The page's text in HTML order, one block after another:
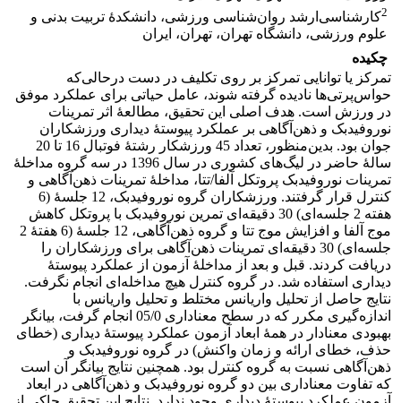
2کارشناسی‌ارشد روان‌شناسی ورزشی، دانشکدۀ تربیت‌ بدنی و
علوم ورزشی، دانشگاه تهران، تهران، ایران
چکیده
تمرکز یا توانایی تمرکز بر روی تکلیف در دست درحالی‌که
حواس‌پرتی‌ها نادیده گرفته شوند، عامل حیاتی برای عملکرد موفق
در ورزش است. هدف اصلی این تحقیق، مطالعۀ اثر تمرینات
نوروفیدبک و ذهن‌آگاهی بر عملکرد پیوستۀ دیداری ورزشکاران
جوان بود. بدین‌منظور، تعداد 45 ورزشکار رشتۀ فوتبال 16 تا 20
سالۀ حاضر در لیگ‌های کشوری در سال 1396 در سه گروه مداخلۀ
تمرینات نوروفیدبک پروتکل آلفا/تتا، مداخلۀ تمرینات ذهن‌آگاهی و
کنترل قرار گرفتند. ورزشکاران گروه نوروفیدبک، 12 جلسۀ (6
هفته 2 جلسه‌ای) 30 دقیقه‌ای تمرین نوروفیدبک با پروتکل کاهش
موج آلفا و افزایش موج تتا و گروه ذهن‌آگاهی، 12 جلسۀ (6 هفتۀ 2
جلسه‌ای) 30 دقیقه‌ای تمرینات ذهن‌آگاهی برای ورزشکاران را
دریافت کردند. قبل و بعد از مداخلۀ آزمون از عملکرد پیوستۀ
دیداری استفاده شد. در گروه کنترل هیچ مداخله‌ای انجام نگرفت.
نتایج حاصل از تحلیل واریانس مختلط و تحلیل واریانس با
اندازه‌گیری مکرر که در سطح معناداری 05/0 انجام گرفت، بیانگر
بهبودی معنادار در همۀ ابعاد آزمون عملکرد پیوستۀ دیداری (خطای
حذف، خطای ارائه و زمان واکنش) در گروه نوروفیدبک و
ذهن‌آگاهی نسبت به گروه کنترل بود. همچنین نتایج بیانگر آن است
که تفاوت معناداری بین دو گروه نوروفیدبک و ذهن‌آگاهی در ابعاد